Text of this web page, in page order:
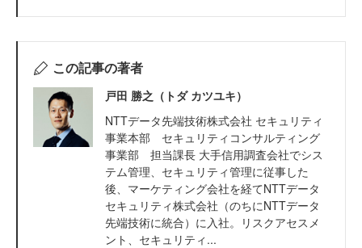
この記事の著者
戸田 勝之（トダ カツユキ）
NTTデータ先端技術株式会社 セキュリティ
事業本部 セキュリティコンサルティング
事業部 担当課長 大手信用調査会社でシス
テム管理、セキュリティ管理に従事した
後、マーケティング会社を経てNTTデータ
セキュリティ株式会社（のちにNTTデータ
先端技術に統合）に入社。リスクアセスメ
ント、セキュリティ...